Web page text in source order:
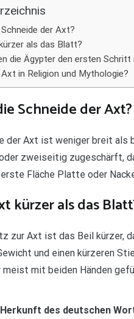
der Axt?
als das Blatt?
die Ägypter den ersten
in Religion und Mythologie?
Schneide der Axt?
der Axt ist weniger breit als
zweiseitig zugeschärft,
Fläche Platte oder
kürzer als das
zur Axt ist das Beil kürzer,
und einen kürzeren
meist mit beiden Händen
des deutschen